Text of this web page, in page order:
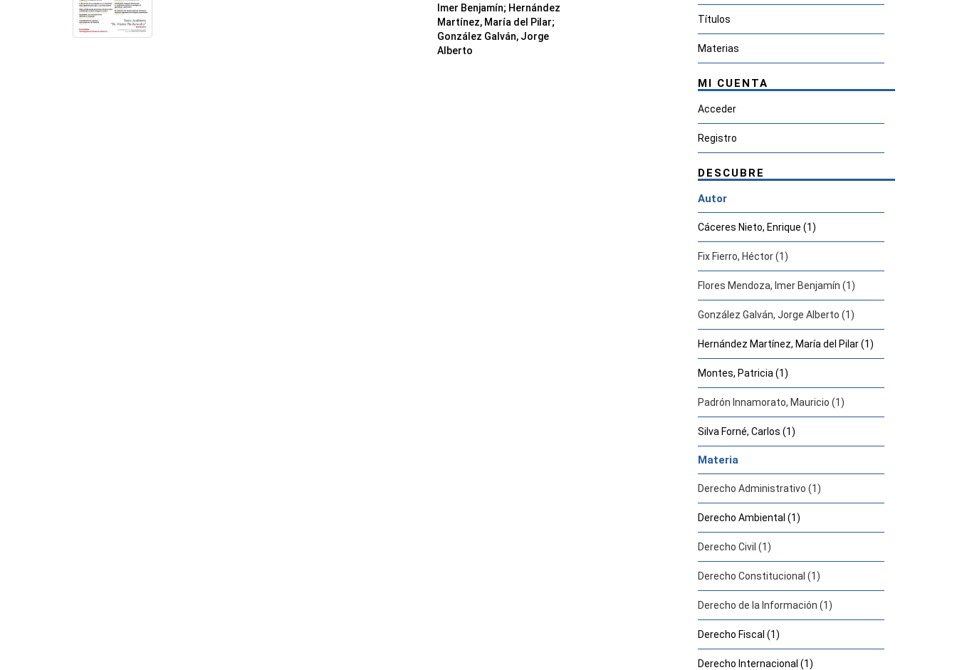
Imer Benjamín; Hernández
Martínez, María del Pilar;
González Galván, Jorge
Alberto
Títulos
Materias
MI CUENTA
Acceder
Registro
DESCUBRE
Autor
Cáceres Nieto, Enrique (1)
Fix Fierro, Héctor (1)
Flores Mendoza, Imer Benjamín (1)
González Galván, Jorge Alberto (1)
Hernández Martínez, María del Pilar (1)
Montes, Patricia (1)
Padrón Innamorato, Mauricio (1)
Silva Forné, Carlos (1)
Materia
Derecho Administrativo (1)
Derecho Ambiental (1)
Derecho Civil (1)
Derecho Constitucional (1)
Derecho de la Información (1)
Derecho Fiscal (1)
Derecho Internacional (1)